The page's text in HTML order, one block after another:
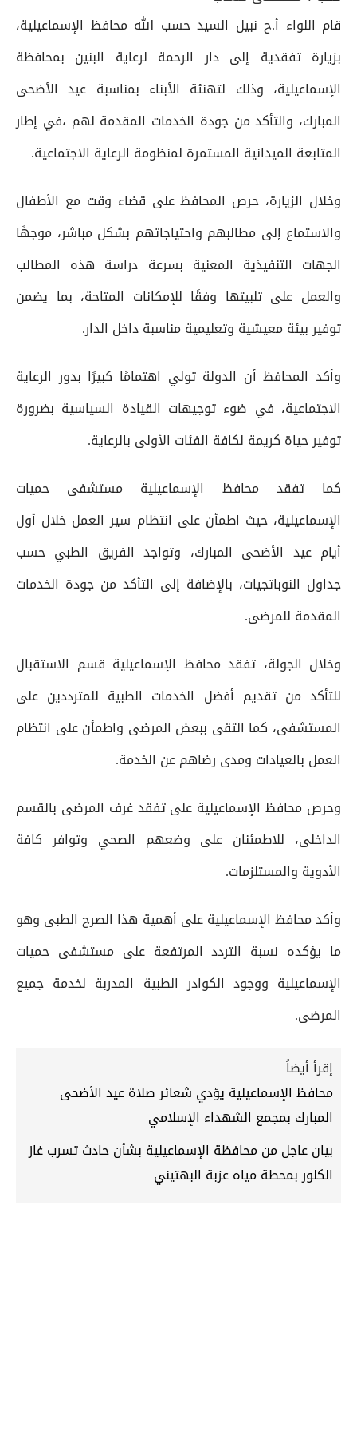
قام اللواء أ.ح نبيل السيد حسب الله محافظ الإسماعيلية،
بزيارة تفقدية إلى دار الرحمة لرعاية البنين بمحافظة
الإسماعيلية، وذلك لتهنئة الأبناء بمناسبة عيد الأضحى
المبارك، والتأكد من جودة الخدمات المقدمة لهم ،في إطار
المتابعة الميدانية المستمرة لمنظومة الرعاية الاجتماعية.
وخلال الزيارة، حرص المحافظ على قضاء وقت مع الأطفال
والاستماع إلى مطالبهم واحتياجاتهم بشكل مباشر، موجهًا
الجهات التنفيذية المعنية بسرعة دراسة هذه المطالب
والعمل على تلبيتها وفقًا للإمكانات المتاحة، بما يضمن
توفير بيئة معيشية وتعليمية مناسبة داخل الدار.
وأكد المحافظ أن الدولة تولي اهتمامًا كبيرًا بدور الرعاية
الاجتماعية، في ضوء توجيهات القيادة السياسية بضرورة
توفير حياة كريمة لكافة الفئات الأولى بالرعاية.
كما تفقد محافظ الإسماعيلية مستشفى حميات
الإسماعيلية، حيث اطمأن على انتظام سير العمل خلال أول
أيام عيد الأضحى المبارك، وتواجد الفريق الطبي حسب
جداول النوباتجيات، بالإضافة إلى التأكد من جودة الخدمات
المقدمة للمرضى.
وخلال الجولة، تفقد محافظ الإسماعيلية قسم الاستقبال
للتأكد من تقديم أفضل الخدمات الطبية للمترددين على
المستشفى، كما التقى ببعض المرضى واطمأن على انتظام
العمل بالعيادات ومدى رضاهم عن الخدمة.
وحرص محافظ الإسماعيلية على تفقد غرف المرضى بالقسم
الداخلى، للاطمئنان على وضعهم الصحي وتوافر كافة
الأدوية والمستلزمات.
وأكد محافظ الإسماعيلية على أهمية هذا الصرح الطبى وهو
ما يؤكده نسبة التردد المرتفعة على مستشفى حميات
الإسماعيلية ووجود الكوادر الطبية المدربة لخدمة جميع
المرضى.
إقرأ أيضاً
محافظ الإسماعيلية يؤدي شعائر صلاة عيد الأضحى
المبارك بمجمع الشهداء الإسلامي
بيان عاجل من محافظة الإسماعيلية بشأن حادث تسرب غاز
الكلور بمحطة مياه عزبة البهتيني